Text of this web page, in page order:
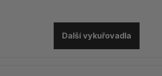
Další vykuřovadla